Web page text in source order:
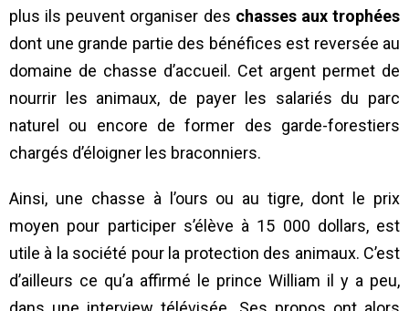
plus ils peuvent organiser des chasses aux trophées
dont une grande partie des bénéfices est reversée au
domaine de chasse d’accueil. Cet argent permet de
nourrir les animaux, de payer les salariés du parc
naturel ou encore de former des garde-forestiers
chargés d’éloigner les braconniers.
Ainsi, une chasse à l’ours ou au tigre, dont le prix
moyen pour participer s’élève à 15 000 dollars, est
utile à la société pour la protection des animaux. C’est
d’ailleurs ce qu’a affirmé le prince William il y a peu,